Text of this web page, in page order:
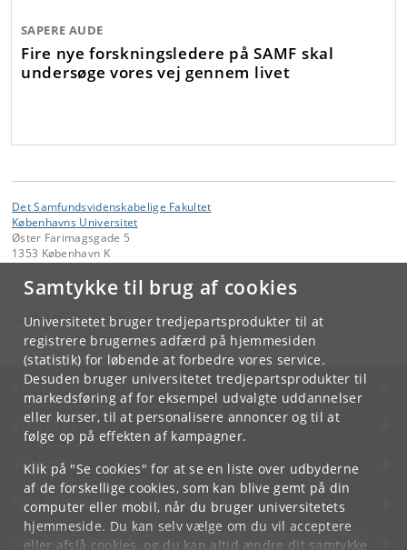
Samtykke til brug af cookies
Universitetet bruger tredjepartsprodukter til at
registrere brugernes adfærd på hjemmesiden
(statistik) for løbende at forbedre vores service.
Desuden bruger universitetet tredjepartsprodukter til
markedsføring af for eksempel udvalgte uddannelser
eller kurser, til at personalisere annoncer og til at
følge op på effekten af kampagner.
Klik på "Se cookies" for at se en liste over udbyderne
af de forskellige cookies, som kan blive gemt på din
computer eller mobil, når du bruger universitetets
hjemmeside. Du kan selv vælge om du vil acceptere
eller afslå cookies, og du kan altid ændre dit samtykke
SAPERE AUDE
Fire nye forskningsledere på SAMF skal
undersøge vores vej gennem livet
Det Samfundsvidenskabelige Fakultet
Københavns Universitet
Øster Farimagsgade 5
1353 København K
Kontakt:
Fakultetsstaben
samf-fak @samf.ku.dk
KØBENHAVNS UNIVERSITET
KONTAKT
SERVICES
FOR STUDERENDE OG ANSATTE
JOB OG KARRIERE